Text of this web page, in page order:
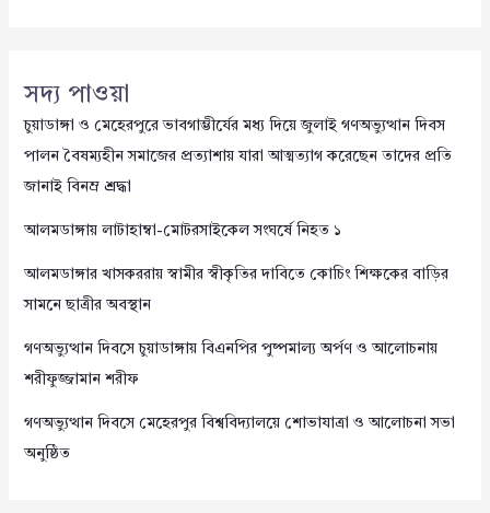
সদ্য পাওয়া
চুয়াডাঙ্গা ও মেহেরপুরে ভাবগাম্ভীর্যের মধ্য দিয়ে জুলাই গণঅভ্যুত্থান দিবস
পালন বৈষম্যহীন সমাজের প্রত্যাশায় যারা আত্মত্যাগ করেছেন তাদের প্রতি
জানাই বিনম্র শ্রদ্ধা
আলমডাঙ্গায় লাটাহাম্বা-মোটরসাইকেল সংঘর্ষে নিহত ১
আলমডাঙ্গার খাসকররায় স্বামীর স্বীকৃতির দাবিতে কোচিং শিক্ষকের বাড়ির
সামনে ছাত্রীর অবস্থান
গণঅভ্যুত্থান দিবসে চুয়াডাঙ্গায় বিএনপির পুষ্পমাল্য অর্পণ ও আলোচনায়
শরীফুজ্জামান শরীফ
গণঅভ্যুত্থান দিবসে মেহেরপুর বিশ্ববিদ্যালয়ে শোভাযাত্রা ও আলোচনা সভা
অনুষ্ঠিত